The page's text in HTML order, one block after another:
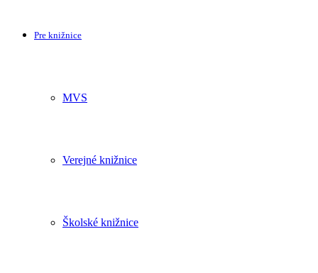
Pre knižnice
MVS
Verejné knižnice
Školské knižnice